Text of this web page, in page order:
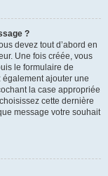
?
devez tout d’abord en
Une fois créée, vous
le formulaire de
également ajouter une
la case appropriée
cette dernière
message votre souhait